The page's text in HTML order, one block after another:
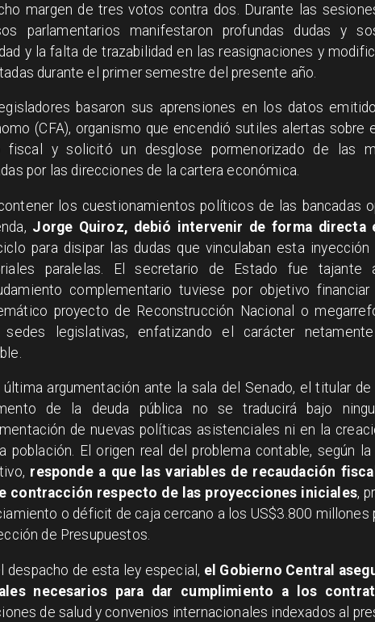
margen de tres votos contra dos. Durante las
parlamentarios manifestaron profundas dudas y
y la falta de trazabilidad en las reasignaciones y
durante el primer semestre del presente año.
basaron sus aprensiones en los datos
(CFA), organismo que encendió sutiles alertas sobre
fiscal y solicitó un desglose pormenorizado de las
por las direcciones de la cartera económica.
los cuestionamientos políticos de las bancadas
Jorge Quiroz, debió intervenir de forma directa
para disipar las dudas que vinculaban esta
paralelas. El secretario de Estado fue tajante
complementario tuviese por objetivo
proyecto de Reconstrucción Nacional o
sedes legislativas, enfatizando el carácter
última argumentación ante la sala del Senado, el titular
de la deuda pública no se traducirá bajo
de nuevas políticas asistenciales ni en la
población. El origen real del problema contable, según
responde a que las variables de recaudación
contracción respecto de las proyecciones iniciales,
o déficit de caja cercano a los US$3.800 millones
de Presupuestos.
despacho de esta ley especial, el Gobierno Central
necesarios para dar cumplimiento a los
de salud y convenios internacionales indexados al